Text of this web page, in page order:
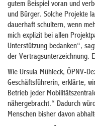
gutem Beispiel voran und
und Bürger. Solche Projekte
dauerhaft schultern, wenn
mich explizit bei allen
Unterstützung bedanken“,
der Vertragsunterzeichnung.
Wie Ursula Mühleck, ÖPNV-
Geschäftsführerin, erklärte,
Betrieb jeder
nähergebracht.“ Dadurch
Menschen bisher davon